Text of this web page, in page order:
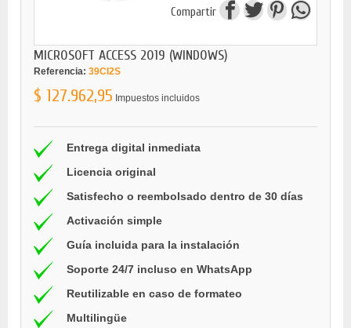
Compartir
MICROSOFT ACCESS 2019 (WINDOWS)
Referencia: 39CI2S
$ 127.962,95 Impuestos incluidos
Entrega digital inmediata
Licencia original
Satisfecho o reembolsado dentro de 30 días
Activación simple
Guía incluida para la instalación
Soporte 24/7 incluso en WhatsApp
Reutilizable en caso de formateo
Multilingüe